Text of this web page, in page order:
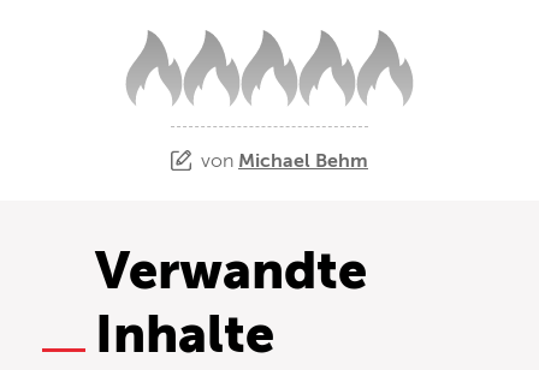
von Michael Behm
Verwandte
Inhalte